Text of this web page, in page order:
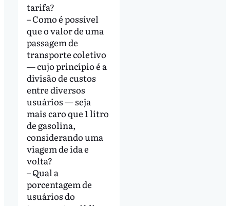
tarifa?
– Como é possível
que o valor de uma
passagem de
transporte coletivo
— cujo princípio é a
divisão de custos
entre diversos
usuários — seja
mais caro que 1 litro
de gasolina,
considerando uma
viagem de ida e
volta?
– Qual a
porcentagem de
usuários do